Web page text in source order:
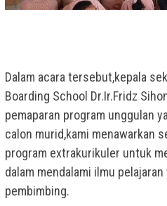
Dalam acara tersebut,kepala
Boarding School Dr.Ir.Fridz
pemaparan program unggulan
calon murid,kami menawarkan
program extrakurikuler untuk
dalam mendalami ilmu
pembimbing.